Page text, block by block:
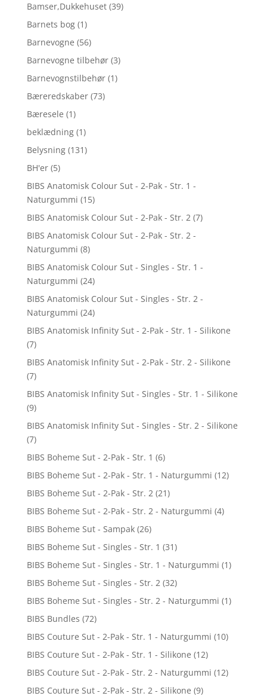
Bamser,Dukkehuset (39)
Barnets bog (1)
Barnevogne (56)
Barnevogne tilbehør (3)
Barnevognstilbehør (1)
Bæreredskaber (73)
Bæresele (1)
beklædning (1)
Belysning (131)
BH'er (5)
BIBS Anatomisk Colour Sut - 2-Pak - Str. 1 -
Naturgummi (15)
BIBS Anatomisk Colour Sut - 2-Pak - Str. 2 (7)
BIBS Anatomisk Colour Sut - 2-Pak - Str. 2 -
Naturgummi (8)
BIBS Anatomisk Colour Sut - Singles - Str. 1 -
Naturgummi (24)
BIBS Anatomisk Colour Sut - Singles - Str. 2 -
Naturgummi (24)
BIBS Anatomisk Infinity Sut - 2-Pak - Str. 1 - Silikone
(7)
BIBS Anatomisk Infinity Sut - 2-Pak - Str. 2 - Silikone
(7)
BIBS Anatomisk Infinity Sut - Singles - Str. 1 - Silikone
(9)
BIBS Anatomisk Infinity Sut - Singles - Str. 2 - Silikone
(7)
BIBS Boheme Sut - 2-Pak - Str. 1 (6)
BIBS Boheme Sut - 2-Pak - Str. 1 - Naturgummi (12)
BIBS Boheme Sut - 2-Pak - Str. 2 (21)
BIBS Boheme Sut - 2-Pak - Str. 2 - Naturgummi (4)
BIBS Boheme Sut - Sampak (26)
BIBS Boheme Sut - Singles - Str. 1 (31)
BIBS Boheme Sut - Singles - Str. 1 - Naturgummi (1)
BIBS Boheme Sut - Singles - Str. 2 (32)
BIBS Boheme Sut - Singles - Str. 2 - Naturgummi (1)
BIBS Bundles (72)
BIBS Couture Sut - 2-Pak - Str. 1 - Naturgummi (10)
BIBS Couture Sut - 2-Pak - Str. 1 - Silikone (12)
BIBS Couture Sut - 2-Pak - Str. 2 - Naturgummi (12)
BIBS Couture Sut - 2-Pak - Str. 2 - Silikone (9)